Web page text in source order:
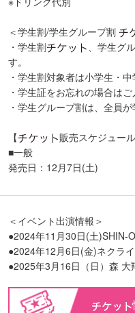
＜学生割/学生グループ割
・学生割
、学生グ
す。
・学生割対象者は小学生・
・学生証をお忘れの場合は
・学生グループ割は、全員
【
販売スケジュール
■一般
発売日：12月7日(土)
＜イベント出演情報＞
●2024年11月30日(土)SHIN-
●2024年12月6日(金)ネクラ
●2025年3月16日（日）森 大